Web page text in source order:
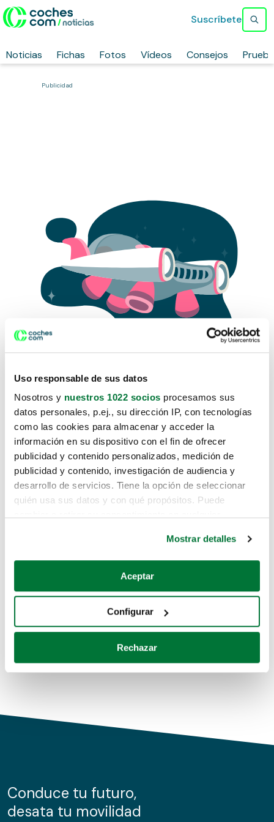
Uso responsable de sus datos
Nosotros y nuestros 1022 socios procesamos sus
datos personales, p.ej., su dirección IP, con tecnologías
como las cookies para almacenar y acceder la
información en su dispositivo con el fin de ofrecer
publicidad y contenido personalizados, medición de
publicidad y contenido, investigación de audiencia y
desarrollo de servicios. Tiene la opción de seleccionar
quién usa sus datos y con qué propósitos. Puede
Si lo permite, también quisiéramos:
Recopilar información sobre su ubicación geográfica
Identificar su dispositivo analizándolo activamente
para buscar características específicas (huellas
Obtenga más información sobre cómo se procesan sus
de cookies.
información sobre el uso que haga del sitio web con
nuestros partners de redes sociales, publicidad y análisis
Mostrar detalles
Aceptar
Configurar
Rechazar
Noticias Fichas Fotos Vídeos Consejos
Suscríbete
Publicidad
Lo sentimos, no sabemos como
te hemos traido hasta aquí.
Pero puedes encontrar el coche que estás
buscando en alguno de estos enlaces:
Coches de segunda mano
Coches de km0
Conduce tu futuro,
desata tu movilidad